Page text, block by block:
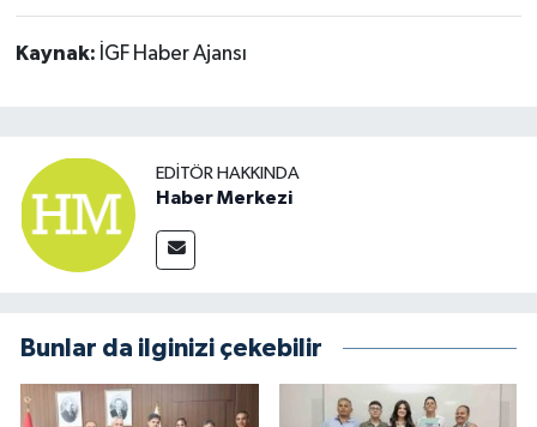
Kaynak: İGF Haber Ajansı
EDITÖR HAKKINDA
Haber Merkezi
Bunlar da ilginizi çekebilir